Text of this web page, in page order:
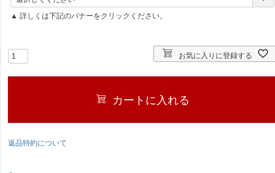
必
須
▲ 詳しくは下記のバナーをクリックください。
お気に入りに登録する
カートに入れる
返品特約について